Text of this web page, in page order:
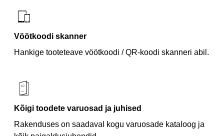
Vöötkoodi skanner
Kõigi toodete varuosad ja juhised
Rakenduses on saadaval kogu varuosade kataloog ja